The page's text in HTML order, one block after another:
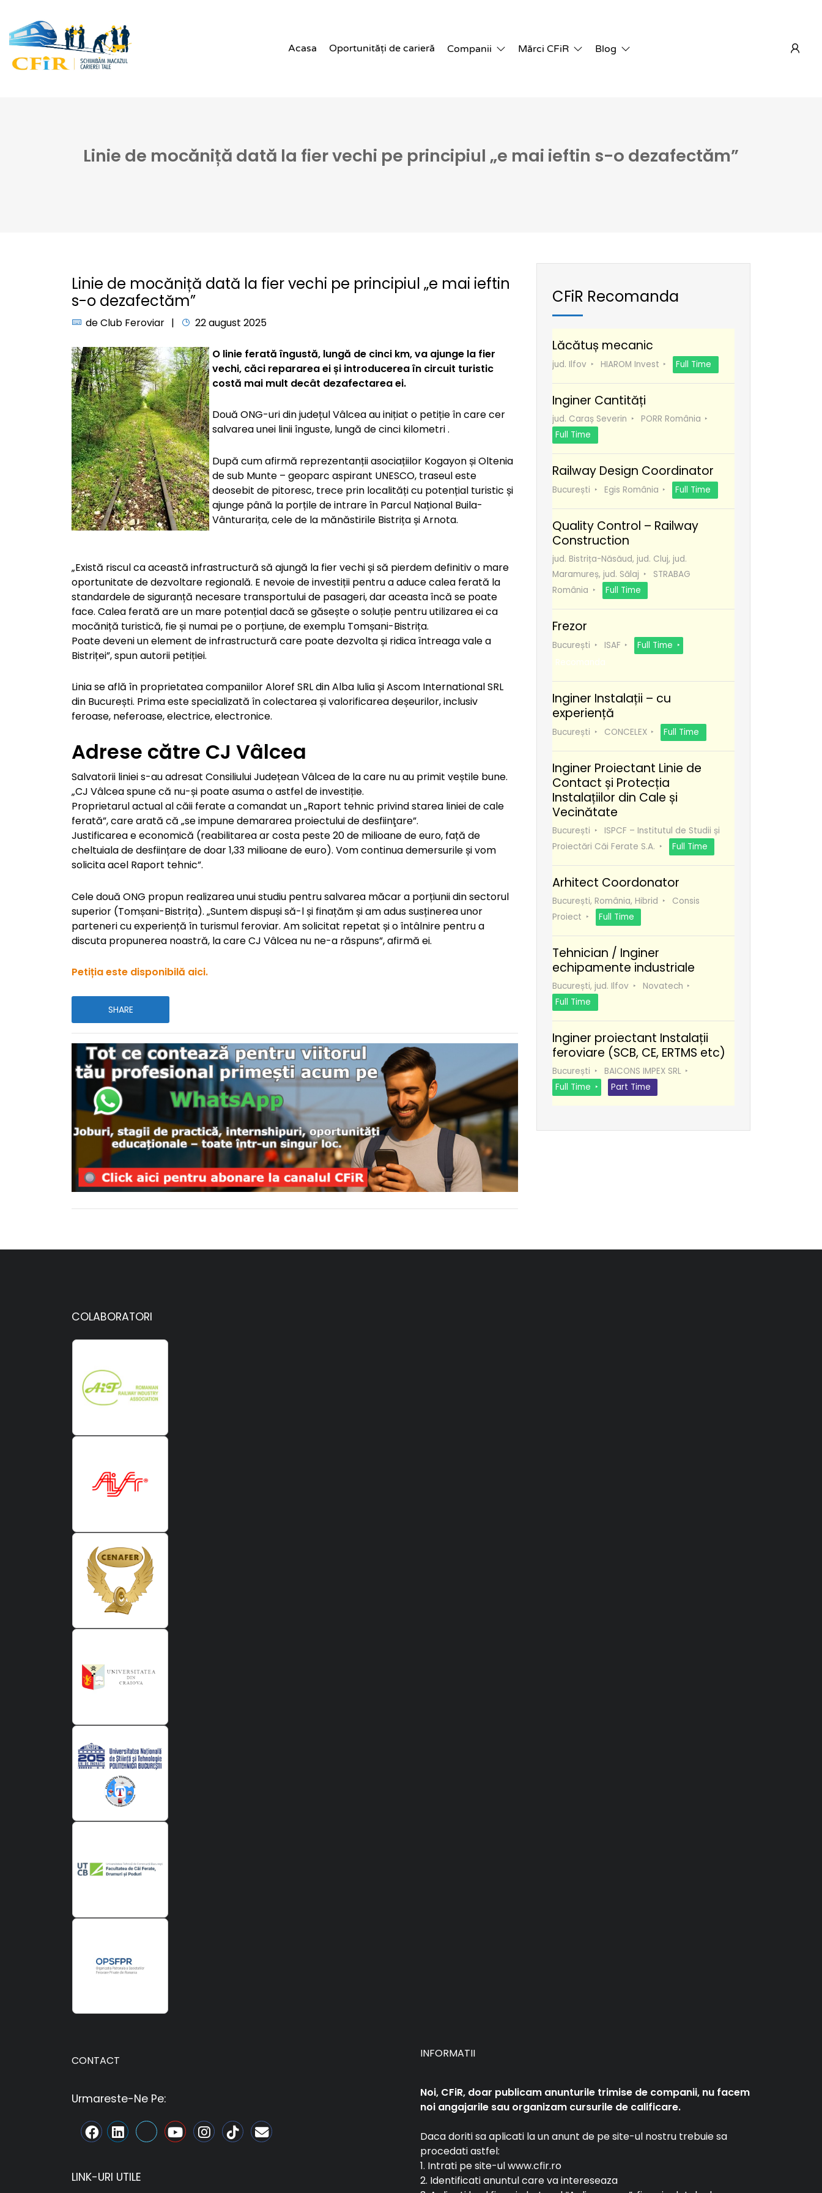
Acasa Oportunități de carieră Companii Mărci CFiR Blog
Linie de mocăniță dată la fier vechi pe principiul „e mai ieftin s-o dezafectăm”
Linie de mocăniță dată la fier vechi pe principiul „e mai ieftin
s-o dezafectăm”
deClub Feroviar 22 august 2025
O linie ferată îngustă, lungă de cinci km, va ajunge la fier
vechi, căci repararea ei și introducerea în circuit turistic
costă mai mult decât dezafectarea ei.
Două ONG-uri din județul Vâlcea au inițiat o petiție în care cer
salvarea unei linii înguste, lungă de cinci kilometri .
După cum afirmă reprezentanții asociațiilor Kogayon și Oltenia
de sub Munte – geoparc aspirant UNESCO, traseul este
deosebit de pitoresc, trece prin localități cu potențial turistic și
ajunge până la porțile de intrare în Parcul Național Buila-
Vânturarița, cele de la mănăstirile Bistrița și Arnota.
„Există riscul ca această infrastructură să ajungă la fier vechi și să pierdem definitiv o mare
oportunitate de dezvoltare regională. E nevoie de investiții pentru a aduce calea ferată la
standardele de siguranță necesare transportului de pasageri, dar aceasta încă se poate
face. Calea ferată are un mare potențial dacă se găsește o soluție pentru utilizarea ei ca
mocăniță turistică, fie și numai pe o porțiune, de exemplu Tomșani-Bistrița.
Poate deveni un element de infrastructură care poate dezvolta și ridica întreaga vale a
Bistriței”, spun autorii petiției.
Linia se află în proprietatea companiilor Aloref SRL din Alba Iulia și Ascom International SRL
din București. Prima este specializată în colectarea și valorificarea deșeurilor, inclusiv
feroase, neferoase, electrice, electronice.
Adrese către CJ Vâlcea
Salvatorii liniei s-au adresat Consiliului Județean Vâlcea de la care nu au primit veștile bune.
„CJ Vâlcea spune că nu-și poate asuma o astfel de investiție.
Proprietarul actual al căii ferate a comandat un „Raport tehnic privind starea liniei de cale
ferată”, care arată că „se impune demararea proiectului de desfiinţare”.
Justificarea e economică (reabilitarea ar costa peste 20 de milioane de euro, față de
cheltuiala de desființare de doar 1,33 milioane de euro). Vom continua demersurile și vom
solicita acel Raport tehnic”.
Cele două ONG propun realizarea unui studiu pentru salvarea măcar a porțiunii din sectorul
superior (Tomșani-Bistrița). „Suntem dispuși să-l și finațăm și am adus susținerea unor
parteneri cu experiență în turismul feroviar. Am solicitat repetat și o întâlnire pentru a
discuta propunerea noastră, la care CJ Vâlcea nu ne-a răspuns”, afirmă ei.
Petiția este disponibilă aici.
SHARE
CFiR Recomanda
Lăcătuș mecanic
jud. Ilfov HIAROM Invest Full Time
Inginer Cantități
jud. Caraș Severin
PORR România
Full Time
Railway Design Coordinator
București Egis România Full Time
Quality Control – Railway
Construction
jud. Bistrița-Năsăud, jud. Cluj, jud.
Maramureș, jud. Sălaj
STRABAG
România
Full Time
Frezor
București ISAF
Full Time
Recomanda
Inginer Instalații – cu
experiență
București CONCELEX Full Time
Inginer Proiectant Linie de
Contact și Protecția
Instalațiilor din Cale și
Vecinătate
București
ISPCF – Institutul de Studii și
Proiectări Căi Ferate S.A.
Full Time
Arhitect Coordonator
București, România, Hibrid
Consis
Proiect
Full Time
Tehnician / Inginer
echipamente industriale
București, jud. Ilfov
Novatech
Full Time
Inginer proiectant Instalații
feroviare (SCB, CE, ERTMS etc)
București
BAICONS IMPEX SRL
Full Time
Part Time
COLABORATORI
CONTACT
Urmareste-Ne Pe:
LINK-URI UTILE
INFORMATII
Noi, CFiR, doar publicam anunturile trimise de companii, nu facem
noi angajarile sau organizam cursurile de calificare.
Daca doriti sa aplicati la un anunt de pe site-ul nostru trebuie sa
procedati astfel:
1. Intrati pe site-ul www.cfir.ro
2. Identificati anuntul care va intereseaza